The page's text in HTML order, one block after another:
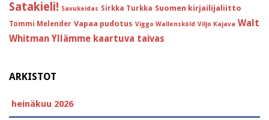
Satakieli! Savukeidas Sirkka Turkka Suomen kirjailijaliitto
Tommi Melender Vapaa pudotus Viggo Wallensköld Viljo Kajava Walt
Whitman Yllämme kaartuva taivas
ARKISTOT
heinäkuu 2026